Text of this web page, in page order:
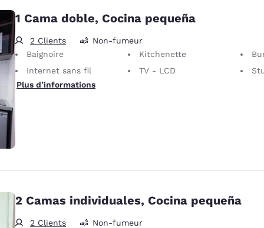
1 Cama doble, Cocina pequeña
2 Clients
Non-fumeur
Baignoire
Kitchenette
Internet sans fil
TV - LCD
Plus d’informations
2 Camas individuales, Cocina pequeña
2 Clients
Non-fumeur